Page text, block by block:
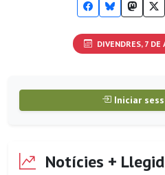
DIVENDRES, 7
Iniciar
Notícies +